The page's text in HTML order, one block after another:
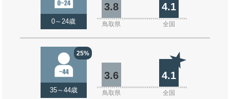
0～24歳
3.8 4.1
鳥取県 全国
25%
35～44歳
3.6 4.1
鳥取県 全国